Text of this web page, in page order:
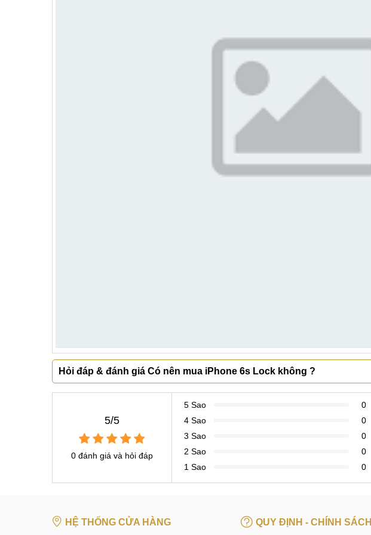
Hỏi đáp & đánh giá Có nên mua iPhone 6s Lock không ?
5/5
0 đánh giá và hỏi đáp
5 Sao
0
4 Sao
0
3 Sao
0
2 Sao
0
1 Sao
0
HỆ THỐNG CỬA HÀNG QUY ĐỊNH - CHÍNH SÁCH